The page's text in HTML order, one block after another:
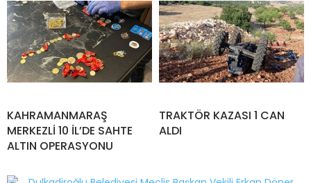
KAHRAMANMARAŞ
MERKEZLİ 10 İL’DE SAHTE
ALTIN OPERASYONU
TRAKTÖR KAZASI 1 CAN
ALDI